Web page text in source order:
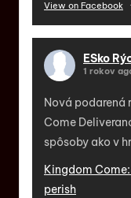
View on Facebook ·
ESko
1 rokov
Nová podarená
Come
spôsoby ako v
Kingdom
perish